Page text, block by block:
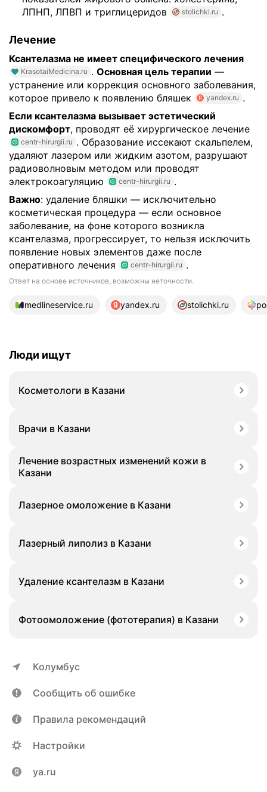
ЛПНП, ЛПВП и триглицеридов
stolichki.ru .
Лечение
Ксантелазма не имеет специфического лечения
KrasotaiMedicina.ru . Основная цель терапии —
устранение или коррекция основного заболевания,
которое привело к появлению бляшек
yandex.ru .
Если ксантелазма вызывает эстетический
дискомфорт, проводят её хирургическое лечение
centr-hirurgii.ru . Образование иссекают скальпелем,
удаляют лазером или жидким азотом, разрушают
радиоволновым методом или проводят
электрокоагуляцию
centr-hirurgii.ru .
Важно: удаление бляшки — исключительно
косметическая процедура — если основное
заболевание, на фоне которого возникла
ксантелазма, прогрессирует, то нельзя исключить
появление новых элементов даже после
оперативного лечения
centr-hirurgii.ru .
Ответ на основе источников, возможны неточности.
11 источников
medlineservice.ru yandex.ru stolichki.ru
Люди ищут
Косметологи в Казани
Врачи в Казани
Лечение возрастных изменений кожи в
Казани
Лазерное омоложение в Казани
Лазерный липолиз в Казани
Удаление ксантелазм в Казани
Фотоомоложение (фототерапия) в Казани
Колумбус
Сообщить об ошибке
Правила рекомендаций
Настройки
ya.ru